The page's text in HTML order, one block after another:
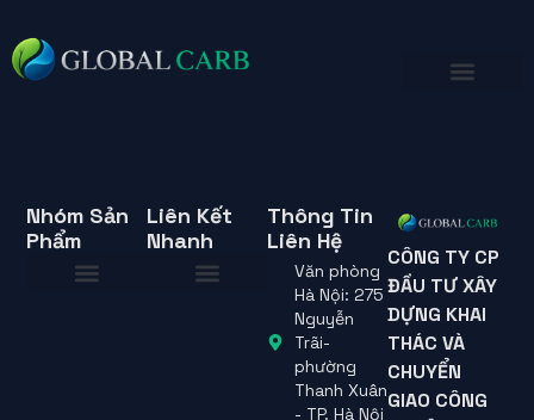
CÔNG TY CP
ĐẦU TƯ XÂY
DỰNG KHAI
THÁC VÀ
CHUYỂN
GIAO CÔNG
Liên Kết
Nhanh
Nhóm Sản
Phẩm
Thông Tin
Liên Hệ
Văn phòng
Hà Nội: 275
Nguyễn
Trãi-
phường
Thanh Xuân
- TP. Hà Nội